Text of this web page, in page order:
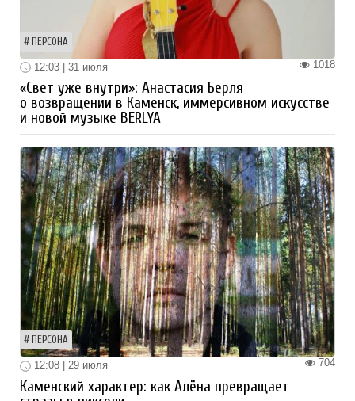
ПЕРСОНА
1018
12:03 | 31 июля
«Свет уже внутри»: Анастасия Берля
о возвращении в Каменск, иммерсивном искусстве
и новой музыке BERLYA
ПЕРСОНА
704
12:08 | 29 июля
Каменский характер: как Алёна превращает